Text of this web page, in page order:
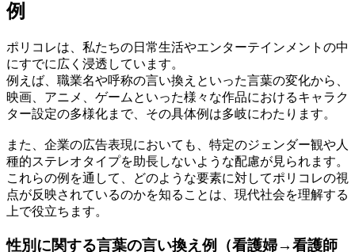
例
ポリコレは、私たちの日常生活やエンターテインメントの中
にすでに広く浸透しています。
例えば、職業名や呼称の言い換えといった言葉の変化から、
映画、アニメ、ゲームといった様々な作品におけるキャラク
ター設定の多様化まで、その具体例は多岐にわたります。
また、企業の広告表現においても、特定のジェンダー観や人
種的ステレオタイプを助長しないような配慮が見られます。
これらの例を通して、どのような要素に対してポリコレの視
点が反映されているのかを知ることは、現代社会を理解する
上で役立ちます。
性別に関する言葉の言い換え例（看護婦→看護師